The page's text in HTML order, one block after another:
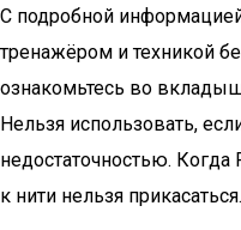
С подробной
тренажёром и техникой
ознакомьтесь во
Нельзя использовать,
недостаточностью. Когда
к нити нельзя прикасаться.